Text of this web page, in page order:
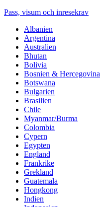
Pass, visum och inresekrav
Albanien
Argentina
Australien
Bhutan
Bolivia
Bosnien & Hercegovina
Botswana
Bulgarien
Brasilien
Chile
Myanmar/Burma
Colombia
Cypern
Egypten
England
Frankrike
Grekland
Guatemala
Hongkong
Indien